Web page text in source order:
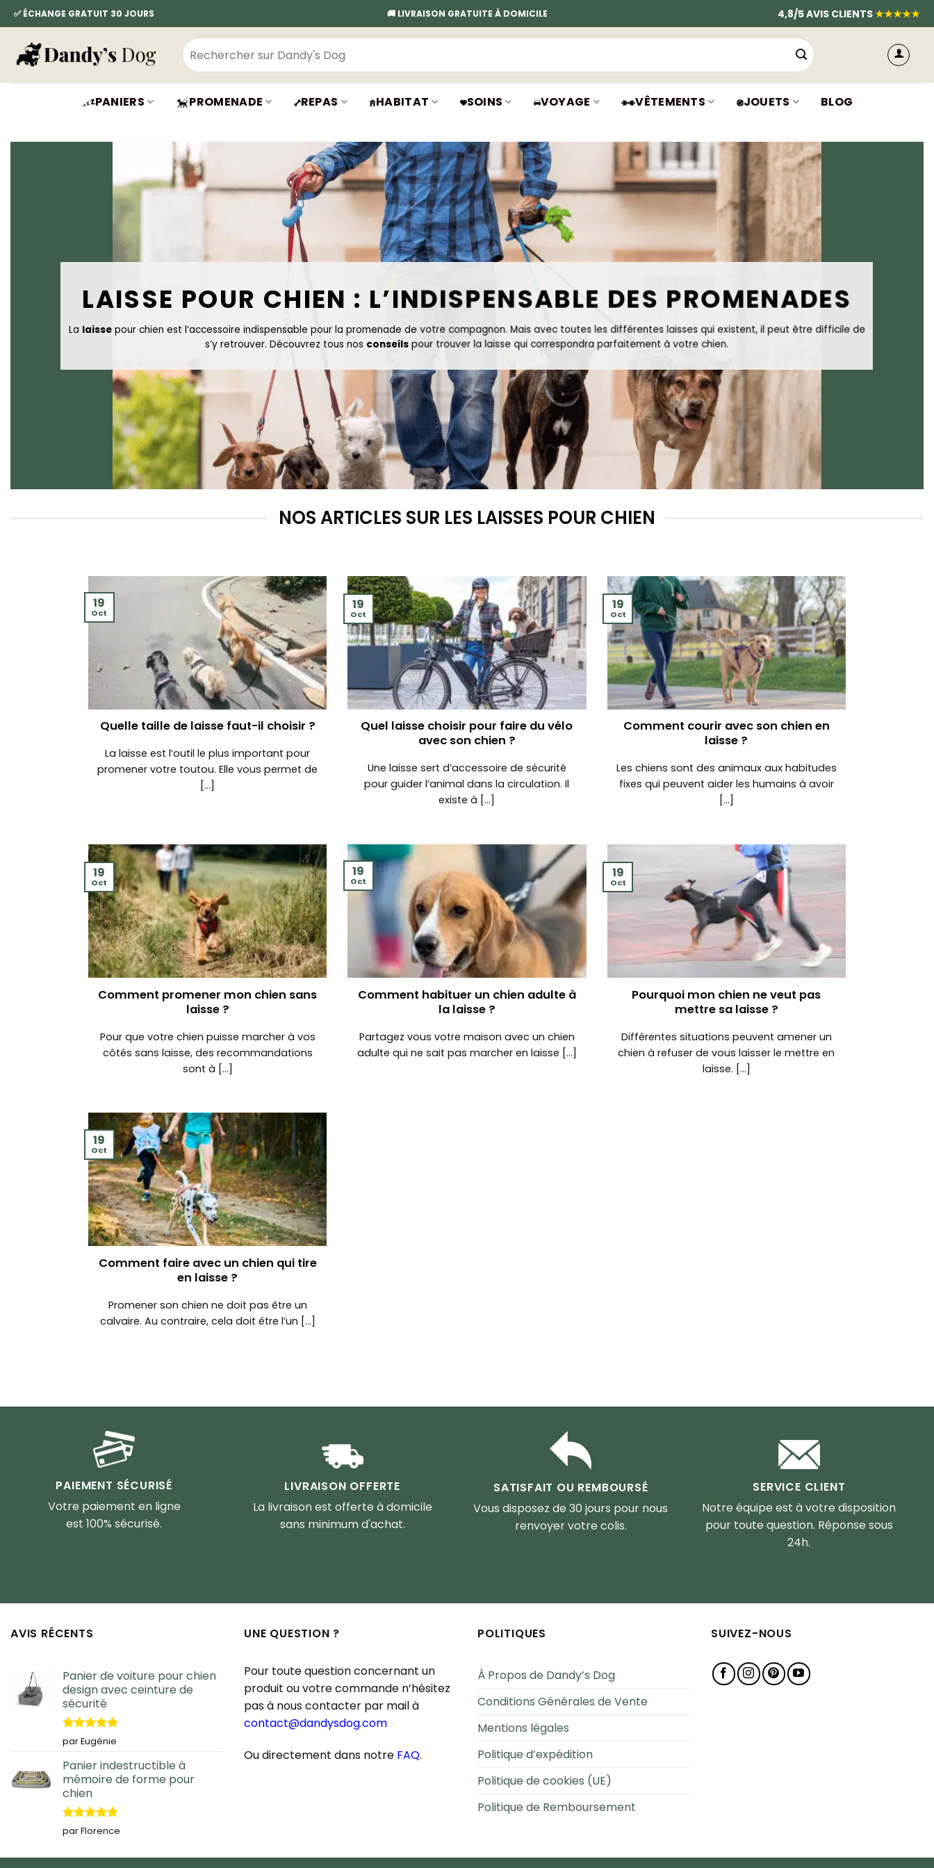
Passer
au
contenu
✅ ÉCHANGE GRATUIT 30 JOURS 🚚 LIVRAISON GRATUITE À DOMICILE 4,8/5 AVIS CLIENTS★★★★★
Recherche
pour :
PANIERS PROMENADE REPAS HABITAT SOINS VOYAGE VÊTEMENTS JOUETS BLOG
LAISSE POUR CHIEN : L’INDISPENSABLE DES PROMENADES
La laissepour chien est l’accessoire indispensable pour la promenade de votre compagnon. Mais avec toutes les différentes laisses qui existent, il peut être difficile de
s’y retrouver. Découvrez tous nos conseils pour trouver la laisse qui correspondra parfaitement à votre chien.
NOS ARTICLES SUR LES LAISSES POUR CHIEN
Quelle taille de laisse faut-il choisir ?
La laisse est l’outil le plus important pour
promener votre toutou. Elle vous permet de
[...]
19
Oct
Quel laisse choisir pour faire du vélo
avec son chien ?
Une laisse sert d’accessoire de sécurité
pour guider l’animal dans la circulation. Il
existe à [...]
19
Oct
Comment courir avec son chien en
laisse ?
Les chiens sont des animaux aux habitudes
fixes qui peuvent aider les humains à avoir
[...]
19
Oct
Comment promener mon chien sans
laisse ?
Pour que votre chien puisse marcher à vos
côtés sans laisse, des recommandations
sont à [...]
19
Oct
Comment habituer un chien adulte à
la laisse ?
Partagez vous votre maison avec un chien
adulte qui ne sait pas marcher en laisse [...]
19
Oct
Pourquoi mon chien ne veut pas
mettre sa laisse ?
Différentes situations peuvent amener un
chien à refuser de vous laisser le mettre en
laisse. [...]
19
Oct
Comment faire avec un chien qui tire
en laisse ?
Promener son chien ne doit pas être un
calvaire. Au contraire, cela doit être l’un [...]
19
Oct
PAIEMENT SÉCURISÉ
Votre paiement en ligne
est 100% sécurisé.
LIVRAISON OFFERTE
La livraison est offerte à domicile
sans minimum d'achat.
SATISFAIT OU REMBOURSÉ
Vous disposez de 30 jours pour nous
renvoyer votre colis.
SERVICE CLIENT
Notre équipe est à votre disposition
pour toute question. Réponse sous
24h.
AVIS RÉCENTS
Panier de voiture pour chien
design avec ceinture de
sécurité
Note5sur
5
par Eugénie
Panier indestructible à
mémoire de forme pour
chien
Note5sur
5
par Florence
UNE QUESTION ?
Pour toute question concernant un
produit ou votre commande n’hésitez
pas à nous contacter par mail à
contact@dandysdog.com
Ou directement dans notre FAQ.
POLITIQUES
À Propos de Dandy’s Dog
Conditions Générales de Vente
Mentions légales
Politique d’expédition
Politique de cookies (UE)
Politique de Remboursement
SUIVEZ-NOUS